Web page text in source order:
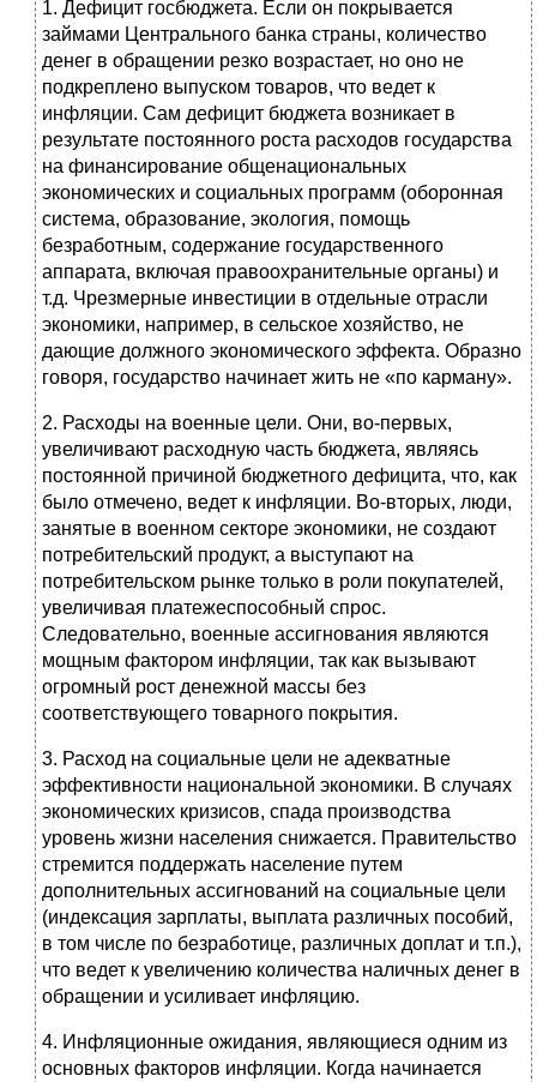
1. Дефицит госбюджета. Если он покрывается
займами Центрального банка страны, количество
денег в обращении резко возрастает, но оно не
подкреплено выпуском товаров, что ведет к
инфляции. Сам дефицит бюджета возникает в
результате постоянного роста расходов государства
на финансирование общенациональных
экономических и социальных программ (оборонная
система, образование, экология, помощь
безработным, содержание государственного
аппарата, включая правоохранительные органы) и
т.д. Чрезмерные инвестиции в отдельные отрасли
экономики, например, в сельское хозяйство, не
дающие должного экономического эффекта. Образно
говоря, государство начинает жить не «по карману».
2. Расходы на военные цели. Они, во-первых,
увеличивают расходную часть бюджета, являясь
постоянной причиной бюджетного дефицита, что, как
было отмечено, ведет к инфляции. Во-вторых, люди,
занятые в военном секторе экономики, не создают
потребительский продукт, а выступают на
потребительском рынке только в роли покупателей,
увеличивая платежеспособный спрос.
Следовательно, военные ассигнования являются
мощным фактором инфляции, так как вызывают
огромный рост денежной массы без
соответствующего товарного покрытия.
3. Расход на социальные цели не адекватные
эффективности национальной экономики. В случаях
экономических кризисов, спада производства
уровень жизни населения снижается. Правительство
стремится поддержать население путем
дополнительных ассигнований на социальные цели
(индексация зарплаты, выплата различных пособий,
в том числе по безработице, различных доплат и т.п.),
что ведет к увеличению количества наличных денег в
обращении и усиливает инфляцию.
4. Инфляционные ожидания, являющиеся одним из
основных факторов инфляции. Когда начинается